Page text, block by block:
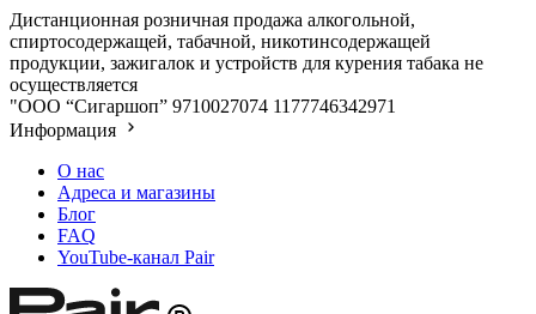
Дистанционная розничная продажа алкогольной,
спиртосодержащей, табачной, никотинсодержащей
продукции, зажигалок и устройств для курения табака не
осуществляется
"ООО “Сигаршоп” 9710027074 1177746342971
Информация
О нас
Адреса и магазины
Блог
FAQ
YouTube-канал Pair